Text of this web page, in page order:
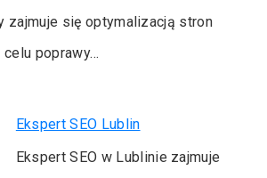
zajmuje się optymalizacją stron
poprawy…
Ekspert SEO Lublin
Ekspert SEO w Lublinie zajmuje